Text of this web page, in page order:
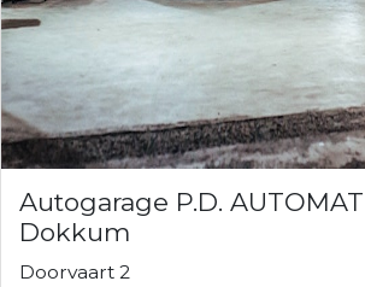
Autogarage P.D.
Dokkum
Doorvaart 2